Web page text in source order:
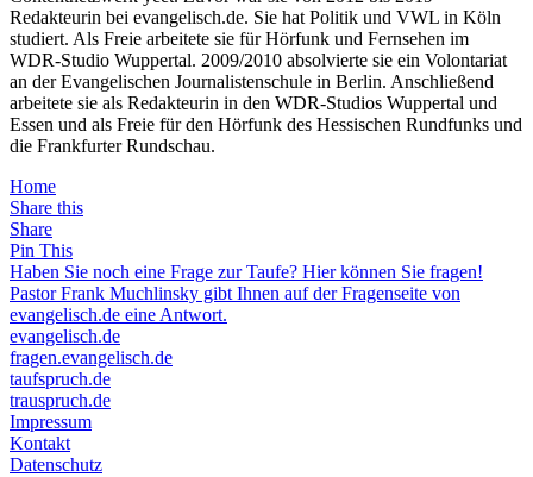
Redakteurin bei evangelisch.de. Sie hat Politik und VWL in Köln
studiert. Als Freie arbeitete sie für Hörfunk und Fernsehen im
WDR-Studio Wuppertal. 2009/2010 absolvierte sie ein Volontariat
an der Evangelischen Journalistenschule in Berlin. Anschließend
arbeitete sie als Redakteurin in den WDR-Studios Wuppertal und
Essen und als Freie für den Hörfunk des Hessischen Rundfunks und
die Frankfurter Rundschau.
Home
Share this
Share
Pin This
Haben Sie noch eine Frage zur Taufe? Hier können Sie fragen!
Pastor Frank Muchlinsky gibt Ihnen auf der Fragenseite von
evangelisch.de eine Antwort.
evangelisch.de
fragen.evangelisch.de
taufspruch.de
trauspruch.de
Impressum
Kontakt
Datenschutz